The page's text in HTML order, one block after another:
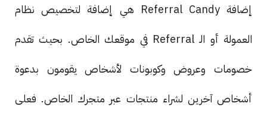
إضافة Referral Candy هي إضافة لتخصيص نظام
العمولة أو الـ Referral في موقعك الخاص. بحيث تقدم
خصومات وعروض وكوبونات لأشخاص يقومون بدعوة
أشخاص آخرين لشراء منتجات عبر متجرك الخاص. فعلى